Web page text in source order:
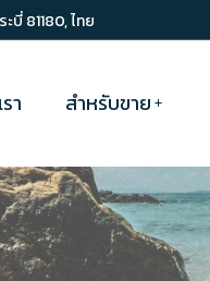
บี่ 81180, ไทย
า สำหรับขาย